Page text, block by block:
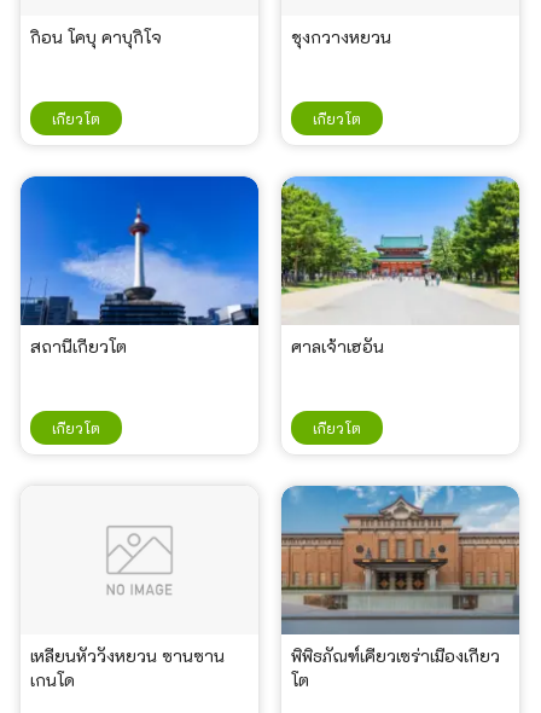
กิอน โคบุ คาบุกิโจ
เกียวโต
ชุงกวางหยวน
เกียวโต
สถานีเกียวโต
เกียวโต
ศาลเจ้าเฮอัน
เกียวโต
เหลียนหัววังหยวน ซานซาน
เกนโด
พิพิธภัณฑ์เคียวเซร่าเมืองเกียว
โต